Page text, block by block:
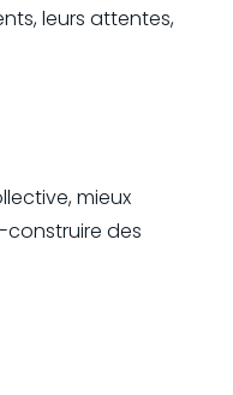
leurs attentes,
mieux
des